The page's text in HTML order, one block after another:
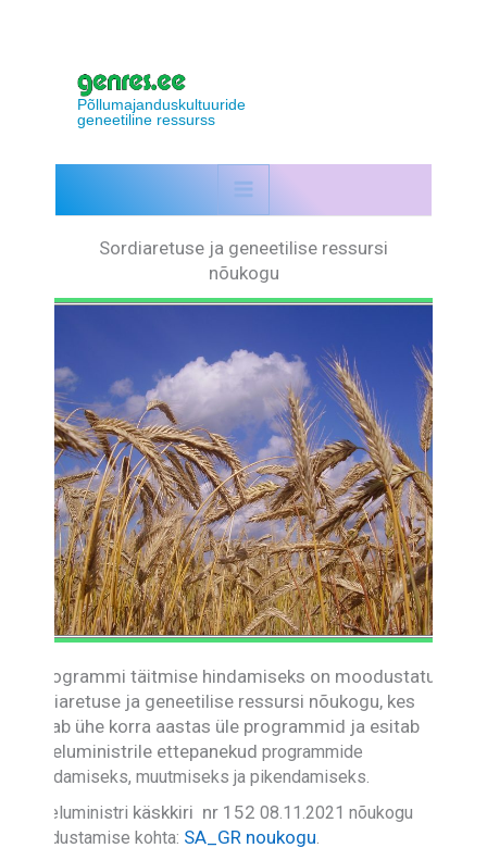
Põllumajanduskultuuride
geneetiline ressurss
Sordiaretuse ja geneetilise ressursi
nõukogu
Programmi täitmise hindamiseks on moodustatud
sordiaretuse ja geneetilise ressursi nõukogu, kes
vaatab ühe korra aastas üle programmid ja esitab
maaeluministrile ettepanekud programmide
täiendamiseks, muutmiseks ja pikendamiseks.
Maaeluministri käskkiri nr 152 08.11.2021 nõukogu
moodustamise kohta: SA_GR noukogu.